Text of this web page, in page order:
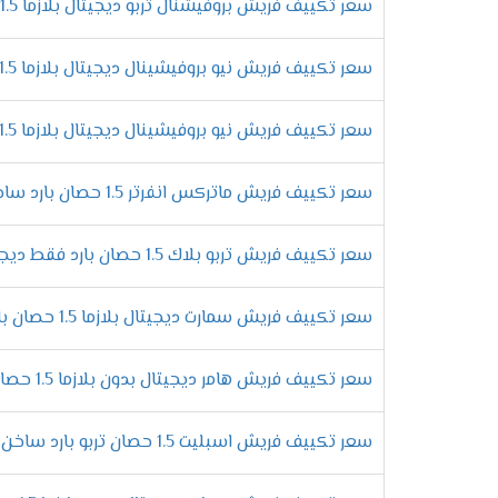
الاستمتاع بالتشغيل الجاف
لان يوجد انواع كثيرة من المكيفات موجودة
بالأساليب الجديدة وتمتعنا بأنها تعمل
التميز بنظام توزيع الهواء
اركان الغرفه لكى يستمتع العميل بالحصول
يوجد أجهزة فريش فى الاسواق بشكل كبير
التى تعتبر من افضل وأهم الخواص التى
.
الرقى فى تصميم الوحدة الداخلية
استمتع الان مع تكييف فريش بأحدث
الجهاز تصميم يتناسب مع جميع الديكورات
سعر تكييف فريش بروفيشنال تربو ديجيتال بلازما 1.5 حصان بارد
سعر تكييف فريش نيو بروفيشينال ديجيتال بلازما 1.5 حصان بارد فقط
سعر تكييف فريش نيو بروفيشينال ديجيتال بلازما 1.5 حصان بارد ساخن
سعر تكييف فريش ماتركس انفرتر 1.5 حصان بارد ساخن
سعر تكييف فريش تربو بلاك 1.5 حصان بارد فقط ديجيتال
سعر تكييف فريش سمارت ديجيتال بلازما 1.5 حصان بارد فقط - Smart
سعر تكييف فريش هامر ديجيتال بدون بلازما 1.5 حصان بارد - Hummer
سعر تكييف فريش اسبليت 1.5 حصان تربو بارد ساخن بدون بلازما